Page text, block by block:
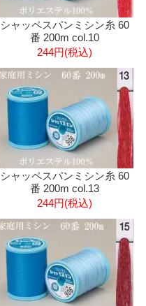
シャッペスパンミシン糸 60
番 200m col.10
244円(税込)
シャッペスパンミシン糸 60
番 200m col.13
244円(税込)